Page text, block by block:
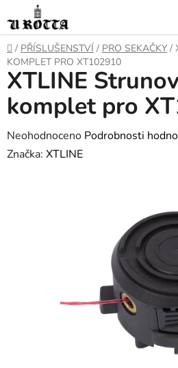
na
obsah
DOMŮ
/ PŘÍSLUŠENSTVÍ / PRO SEKAČKY /
KOMPLET PRO XT102910
XTLINE
komplet pro
Průměrné
hodnocení
Neohodnoceno Podrobnosti
Značka: XTLINE